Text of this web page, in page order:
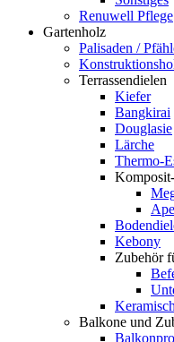
Renuwell Pflege
Gartenholz
Palisaden /
Terrassendielen
Kiefer
Bangkirai
Douglasie
Lärche
Thermo-
Kebony
Zubehör
Balkone und